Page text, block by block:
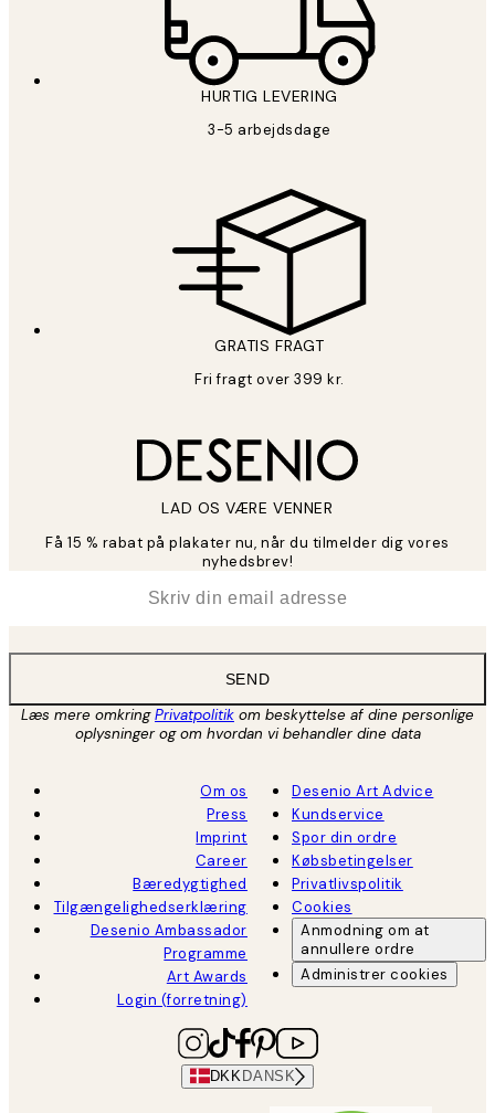
HURTIG LEVERING
3-5 arbejdsdage
GRATIS FRAGT
Fri fragt over 399 kr.
LAD OS VÆRE VENNER
Få 15 % rabat på plakater nu, når du tilmelder dig vores
nyhedsbrev!
SEND
Læs mere omkringPrivatpolitik om beskyttelse af dine personlige
oplysninger og om hvordan vi behandler dine data
Om os
Press
Imprint
Career
Bæredygtighed
Tilgængelighedserklæring
Desenio Ambassador
Programme
Art Awards
Login (forretning)
Desenio Art Advice
Kundservice
Spor din ordre
Købsbetingelser
Privatlivspolitik
Cookies
Anmodning om at
annullere ordre
Administrer cookies
DKK DANSK